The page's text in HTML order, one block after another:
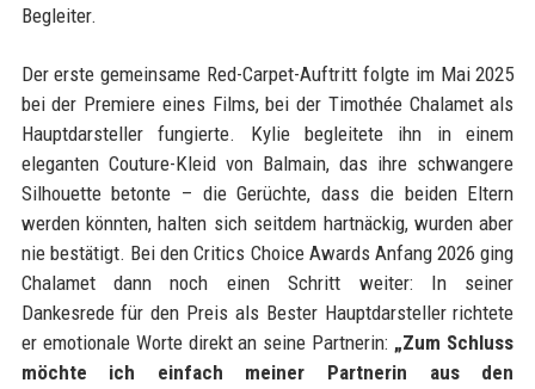
Begleiter.
Der erste gemeinsame Red-Carpet-Auftritt folgte im Mai 2025
bei der Premiere eines Films, bei der Timothée Chalamet als
Hauptdarsteller fungierte. Kylie begleitete ihn in einem
eleganten Couture-Kleid von Balmain, das ihre schwangere
Silhouette betonte – die Gerüchte, dass die beiden Eltern
werden könnten, halten sich seitdem hartnäckig, wurden aber
nie bestätigt. Bei den Critics Choice Awards Anfang 2026 ging
Chalamet dann noch einen Schritt weiter: In seiner
Dankesrede für den Preis als Bester Hauptdarsteller richtete
er emotionale Worte direkt an seine Partnerin: „Zum Schluss
möchte ich einfach meiner Partnerin aus den